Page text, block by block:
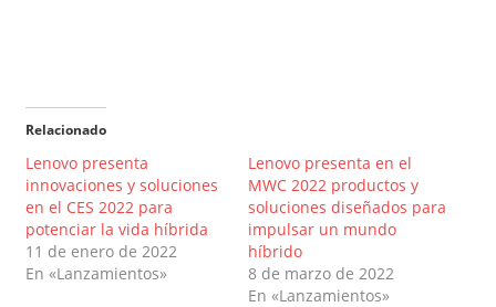
Relacionado
Lenovo presenta
innovaciones y soluciones
en el CES 2022 para
potenciar la vida híbrida
11 de enero de 2022
En «Lanzamientos»
Lenovo presenta en el
MWC 2022 productos y
soluciones diseñados para
impulsar un mundo
híbrido
8 de marzo de 2022
En «Lanzamientos»